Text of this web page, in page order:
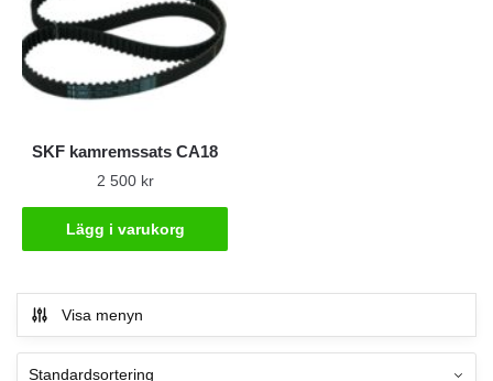
SKF kamremssats CA18
2 500 kr
Lägg i varukorg
Visa menyn